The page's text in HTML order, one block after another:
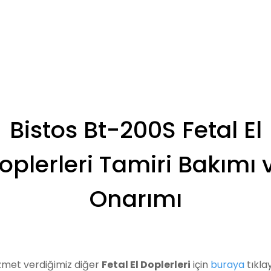
Bistos Bt-200S Fetal El
Tamiri Bakımı
Onarımı
verdiğimiz diğer Fetal El Doplerleri için buraya